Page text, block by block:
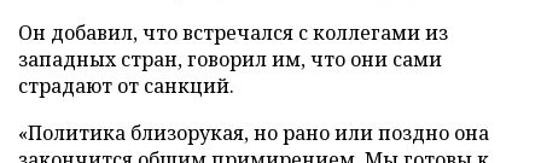
Он добавил, что встречался с коллегами из
западных стран, говорил им, что они сами
страдают от санкций.
«Политика близорукая, но рано или поздно она